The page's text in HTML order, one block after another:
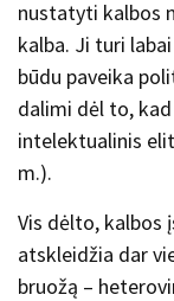
nustatyti kalbos
kalba. Ji turi
būdu paveika
dalimi dėl to,
intelektualinis
m.).
Vis dėlto, kalbos
atskleidžia dar
bruožą –